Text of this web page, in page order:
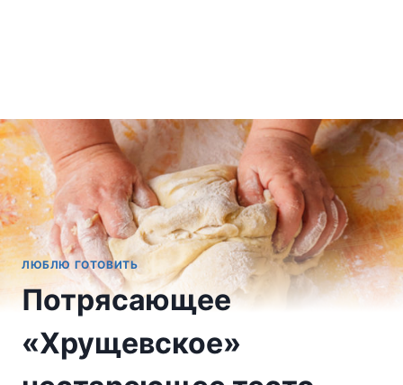
ЛЮБЛЮ ГОТОВИТЬ
Потрясающее
«Хрущевское»